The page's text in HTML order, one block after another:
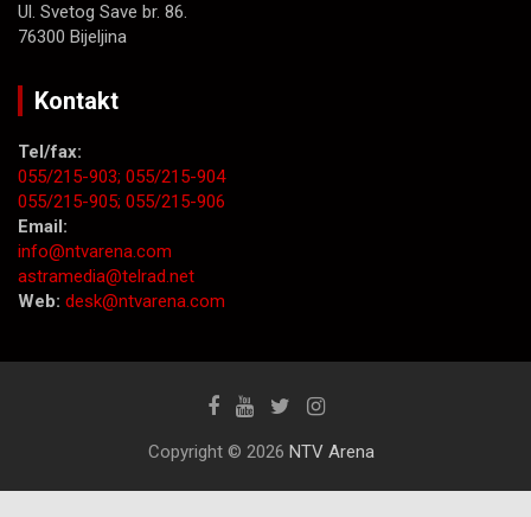
Ul. Svetog Save br. 86.
76300 Bijeljina
Kontakt
Tel/fax:
055/215-903; 055/215-904
055/215-905; 055/215-906
Email:
info@ntvarena.com
astramedia@telrad.net
Web: desk@ntvarena.com
Copyright © 2026 NTV Arena